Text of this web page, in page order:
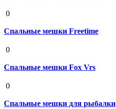
0
Спальные мешки Freetime
0
Спальные мешки Fox Vrs
0
Спальные мешки для рыбалки